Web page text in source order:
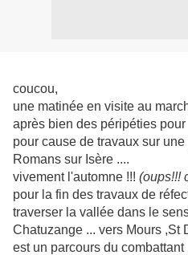
coucou,
une matinée en visite au
après bien des péripéties
pour cause de travaux sur
Romans sur Isère ....
vivement l'automne !!! (oups!!!
pour la fin des travaux de
traverser la vallée dans le
Chatuzange ... vers Mours ,St
est un parcours du combattant